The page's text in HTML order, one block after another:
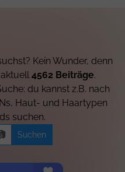
Kein Wunder, denn
4562 Beiträge.
du kannst z.B. nach
Haut- und Haartypen
suchen.